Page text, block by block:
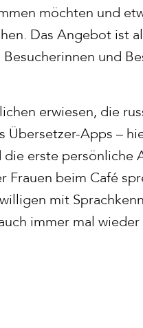
möchten und
Das Angebot ist
und
erwiesen, die
Apps –
erste persönliche
Frauen beim Café
mit
immer mal